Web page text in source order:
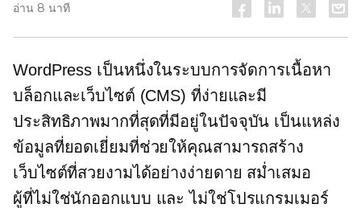
อ่าน 8 นาที
WordPress เป็นหนึ่งในระบบการจัดการเนื้อหา
บล็อกและเว็บไซต์ (CMS) ที่ง่ายและมี
ประสิทธิภาพมากที่สุดที่มีอยู่ในปัจจุบัน เป็นแหล่ง
ข้อมูลที่ยอดเยี่ยมที่ช่วยให้คุณสามารถสร้าง
เว็บไซต์ที่สวยงามได้อย่างง่ายดาย สม่ำเสมอ
ผู้ที่ไม่ใช่นักออกแบบ และไม่ใช่โปรแกรมเมอร์